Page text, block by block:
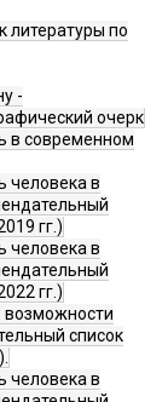
литературы по
-
очерк
в современном
человека в
гг.)
человека в
гг.)
возможности
список
человека в